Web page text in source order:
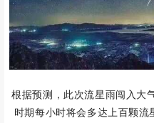
根据预测，此次流星雨闯入大
时期每小时将会多达上百颗